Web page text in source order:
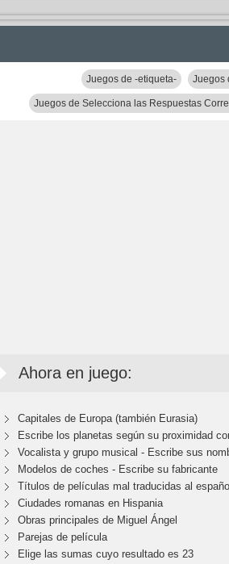
Juegos de -etiqueta- Juegos
Juegos de Selecciona las Respuestas
Ahora en juego:
Capitales de Europa (también Eurasia)
Escribe los planetas según su proximidad
Vocalista y grupo musical - Escribe sus
Modelos de coches - Escribe su fabricante
Títulos de películas mal traducidas al
Ciudades romanas en Hispania
Obras principales de Miguel Ángel
Parejas de película
Elige las sumas cuyo resultado es 23